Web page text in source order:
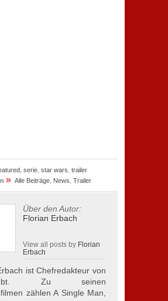
serie star wars trailer
» Alle Beiträge News Trailer
Über den Autor:
Florian Erbach
View all posts by Florian
Erbach
ist Chefredakteur von
Zu seinen
zählen A Single Man,